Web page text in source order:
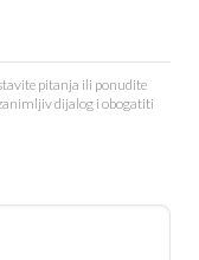
pitanja ili ponudite
dijalog i obogatiti